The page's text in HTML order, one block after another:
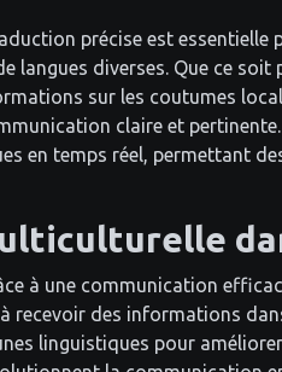
précise est
langues diverses. Que ce
sur les coutumes
claire et
en temps réel, permettant
à une communication
recevoir des informations
linguistiques pour